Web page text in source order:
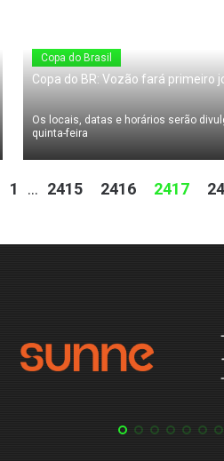
Copa do Brasil
Copa do BR: Vozão fará primeiro
Os locais, datas e horários serão
quinta-feira
1 ... 2415 2416 2417